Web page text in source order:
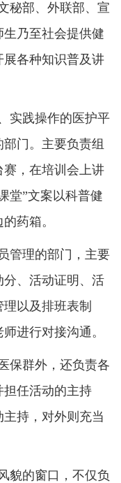
秘部、外联部、宣
乃至社会提供健
展各种知识普及讲
实践操作的医护平
门。主要负责组
，在培训会上讲
堂”文案以科普健
药箱。
管理的部门，主要
、活动证明、活
以及排班表制
进行对接沟通。
保群外，还负责各
任活动的主持
持，对外则充当
貌的窗口，不仅负